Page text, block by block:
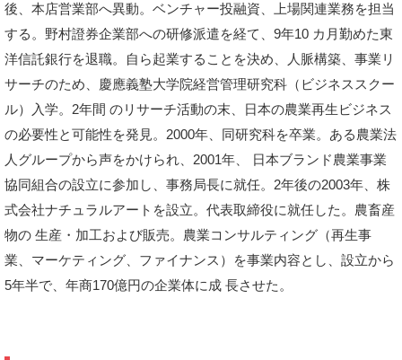
後、本店営業部へ異動。ベンチャー投融資、上場関連業務を担当
する。野村證券企業部への研修派遣を経て、9年10 カ月勤めた東
洋信託銀行を退職。自ら起業することを決め、人脈構築、事業リ
サーチのため、慶應義塾大学院経営管理研究科（ビジネススクー
ル）入学。2年間 のリサーチ活動の末、日本の農業再生ビジネス
の必要性と可能性を発見。2000年、同研究科を卒業。ある農業法
人グループから声をかけられ、2001年、 日本ブランド農業事業
協同組合の設立に参加し、事務局長に就任。2年後の2003年、株
式会社ナチュラルアートを設立。代表取締役に就任した。農畜産
物の 生産・加工および販売。農業コンサルティング（再生事
業、マーケティング、ファイナンス）を事業内容とし、設立から
5年半で、年商170億円の企業体に成 長させた。